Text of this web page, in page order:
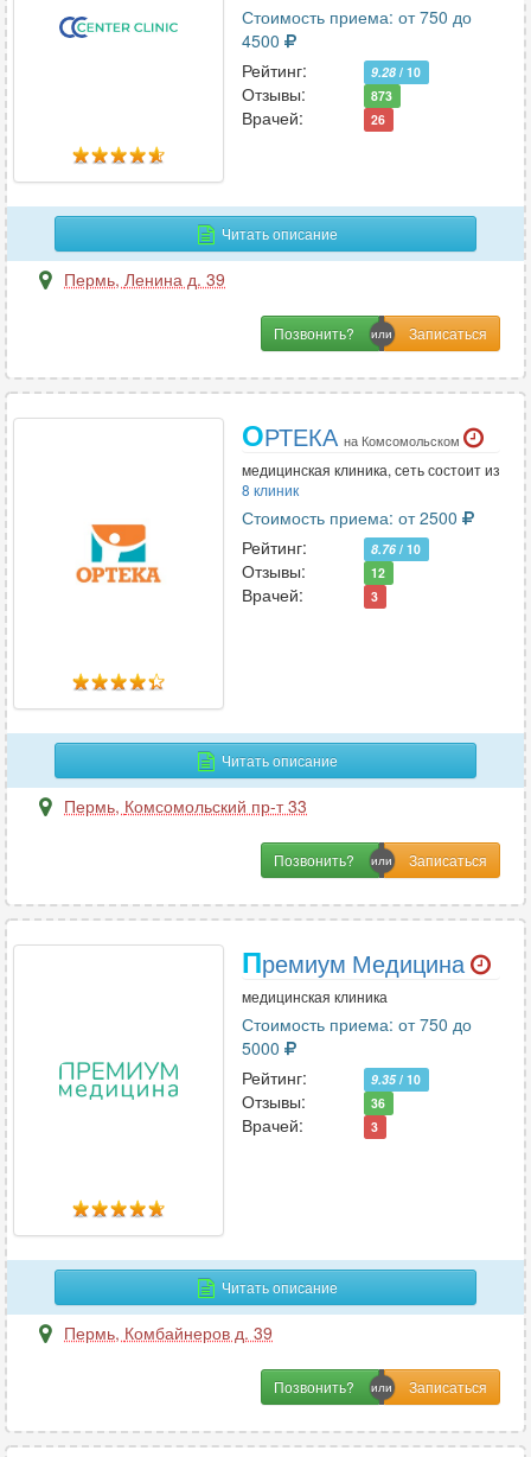
Стоимость приема: от 750 до
4500
Рейтинг:
9.28 / 10
Отзывы: 873
Врачей: 26
Читать описание
Пермь, Ленина д. 39
Позвонить?
ОРТЕКА на Комсомольском
медицинская клиника, сеть состоит из
8 клиник
Стоимость приема: от 2500
Рейтинг:
8.76 / 10
Отзывы: 12
Врачей: 3
Читать описание
Пермь, Комсомольский пр-т 33
Позвонить?
Премиум Медицина
медицинская клиника
Стоимость приема: от 750 до
5000
Рейтинг:
9.35/ 10
Отзывы: 36
Врачей: 3
Читать описание
Пермь, Комбайнеров д. 39
Позвонить?